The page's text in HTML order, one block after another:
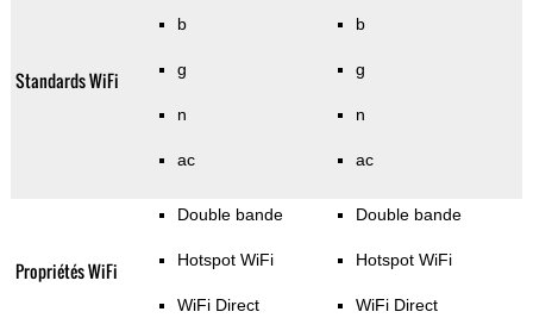
Standards WiFi
b
g
n
ac
b
g
n
ac
Propriétés WiFi
Double bande
Hotspot WiFi
WiFi Direct
Double bande
Hotspot WiFi
WiFi Direct